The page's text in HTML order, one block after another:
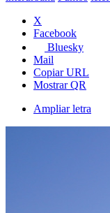
X
Facebook
Bluesky
Mail
Copiar URL
Mostrar QR
Ampliar letra